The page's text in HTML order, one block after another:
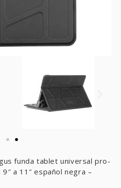
funda tablet universal pro-
a 11″ español negra –